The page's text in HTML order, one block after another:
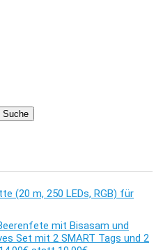
Suche
(20 m, 250 LEDs, RGB) für
mit Bisasam und
Set mit 2 SMART Tags und 2